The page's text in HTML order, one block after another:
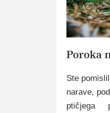
Poroka
Ste
narave,
ptičjega